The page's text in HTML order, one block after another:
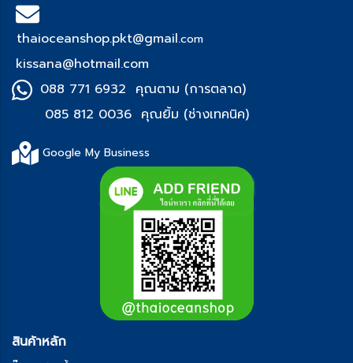
thaioceanshop.pkt@gmail.com
kissana@hotmail.com
088 771 6932 คุณตาม (การตลาด)
085 812 0036 คุณยิ้ม (ช่างเทคนิค)
Google My Business
สินค้าหลัก